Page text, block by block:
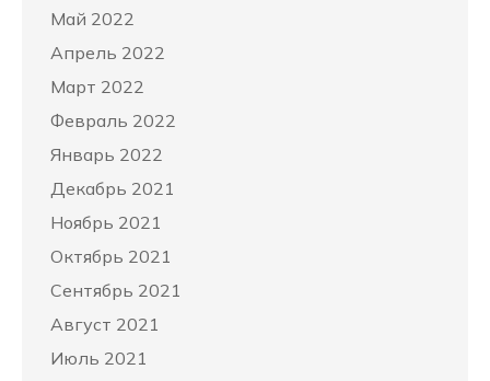
Май 2022
Апрель 2022
Март 2022
Февраль 2022
Январь 2022
Декабрь 2021
Ноябрь 2021
Октябрь 2021
Сентябрь 2021
Август 2021
Июль 2021